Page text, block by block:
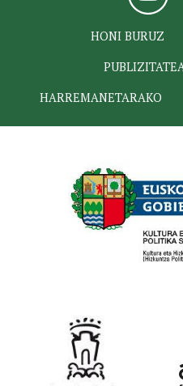
HONI BURUZ
HARREMANETARAKO